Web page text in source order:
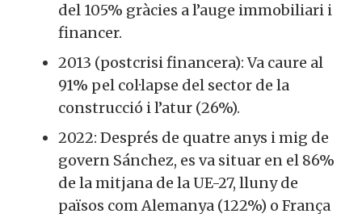
del 105% gràcies a l’auge immobiliari i
financer.
2013 (postcrisi financera): Va caure al
91% pel col·lapse del sector de la
construcció i l’atur (26%).
2022: Després de quatre anys i mig de
govern Sánchez, es va situar en el 86%
de la mitjana de la UE-27, lluny de
països com Alemanya (122%) o França